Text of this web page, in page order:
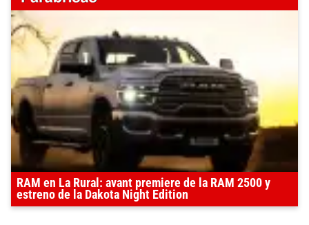
RAM en La Rural: avant premiere de la RAM 2500 y
estreno de la Dakota Night Edition